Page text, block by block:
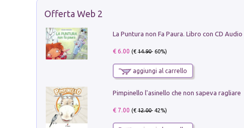
Offerta Web 2
La Puntura non Fa Paura. Libro con CD Audio
€ 6.00 (€14.90- 60%)
aggiungi al carrello
Pimpinello l'asinello che non sapeva ragliare
€ 7.00 (€12.00- 42%)